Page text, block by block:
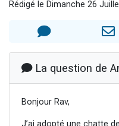
Il
Eva
3
Rédigé le Dimanche 26
La question de
Bonjour Rav,